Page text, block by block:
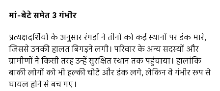
मां-बेटे समेत 3 गंभीर
प्रत्यक्षदर्शियों के अनुसार रंगड़ों ने तीनों को कई स्थानों पर डंक मारे,
जिससे उनकी हालत बिगड़ने लगी। परिवार के अन्य सदस्यों और
ग्रामीणों ने किसी तरह उन्हें सुरक्षित स्थान तक पहुंचाया। हालांकि
बाकी लोगों को भी हल्की चोटें और डंक लगे, लेकिन वे गंभीर रूप से
घायल होने से बच गए।